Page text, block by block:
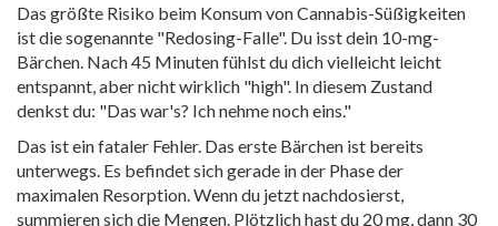
Das größte Risiko beim Konsum vonCannabis-Süßigkeiten
ist die sogenannte "Redosing-Falle". Du isst dein 10-mg-
Bärchen. Nach 45 Minuten fühlst du dich vielleicht leicht
entspannt, aber nicht wirklich "high". In diesem Zustand
denkst du: "Das war's? Ich nehme noch eins."
Das ist ein fataler Fehler. Das erste Bärchen ist bereits
unterwegs. Es befindet sich gerade in der Phase der
maximalen Resorption. Wenn du jetzt nachdosierst,
summieren sich die Mengen. Plötzlich hast du 20 mg, dann 30